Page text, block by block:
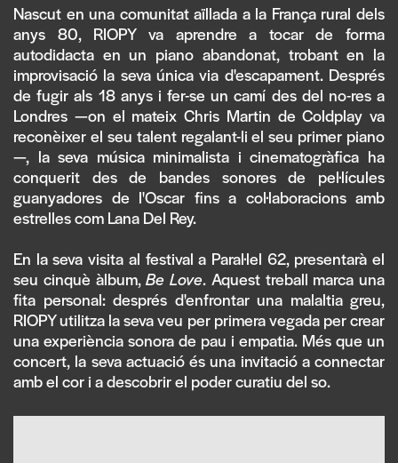
Nascut en una comunitat aïllada a la França rural dels
anys 80, RIOPY va aprendre a tocar de forma
autodidacta en un piano abandonat, trobant en la
improvisació la seva única via d'escapament. Després
de fugir als 18 anys i fer-se un camí des del no-res a
Londres —on el mateix Chris Martin de Coldplay va
reconèixer el seu talent regalant-li el seu primer piano
—, la seva música minimalista i cinematogràfica ha
conquerit des de bandes sonores de pel·lícules
guanyadores de l'Oscar fins a col·laboracions amb
estrelles com Lana Del Rey.
En la seva visita al festival a Paral·lel 62, presentarà el
seu cinquè àlbum,Be Love. Aquest treball marca una
fita personal: després d'enfrontar una malaltia greu,
RIOPY utilitza la seva veu per primera vegada per crear
una experiència sonora de pau i empatia. Més que un
concert, la seva actuació és una invitació a connectar
amb el cor i a descobrir el poder curatiu del so.